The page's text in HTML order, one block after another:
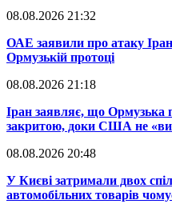
08.08.2026 21:32
​ОАЕ заявили про атаку
Ормузькій протоці
08.08.2026 21:18
​Іран заявляє, що Ормузька
закритою, доки США не
08.08.2026 20:48
​У Києві затримали двох
автомобільних товарів